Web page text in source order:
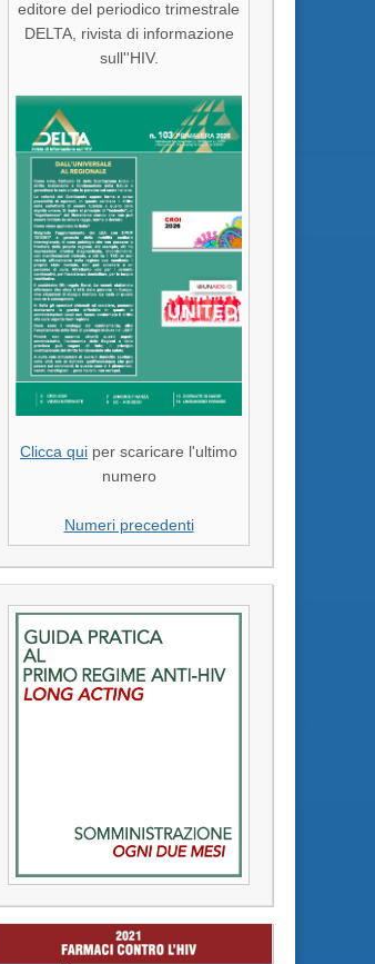
editore del periodico trimestrale
DELTA, rivista di informazione
sull''HIV.
Clicca qui per scaricare l'ultimo
numero
Numeri precedenti